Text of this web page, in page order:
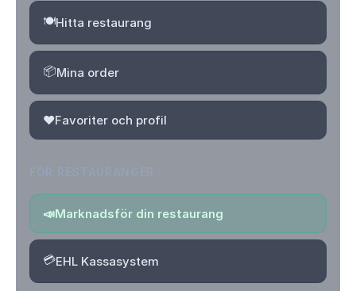
🍽️Hitta restaurang
📦Mina order
❤️Favoriter och profil
📣Marknadsför din restaurang
💳EHL Kassasystem